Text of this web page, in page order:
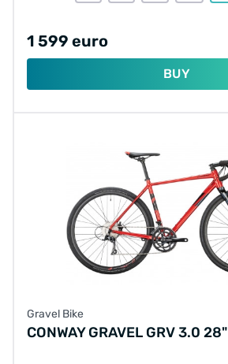
1 599 euro
BUY
Gravel Bike
CONWAY GRAVEL GRV 3.0 28"